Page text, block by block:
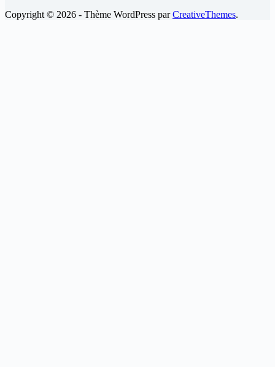
Copyright © 2026 - Thème WordPress parCreativeThemes.